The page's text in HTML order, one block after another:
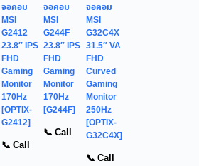
จอคอม
MSI
G2412
23.8″ IPS
FHD
Gaming
Monitor
170Hz
[OPTIX-
G2412]
📞 Call
จอคอม
MSI
G244F
23.8″ IPS
FHD
Gaming
Monitor
170Hz
[G244F]
📞 Call
จอคอม
MSI
G32C4X
31.5″ VA
FHD
Curved
Gaming
Monitor
250Hz
[OPTIX-
G32C4X]
📞 Call